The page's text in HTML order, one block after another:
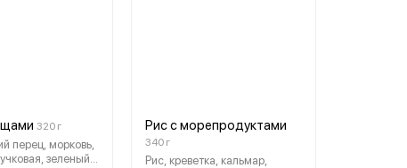
320 г
перец, морковь,
зеленый
Рис с морепродуктами
340 г
Рис, креветка, кальмар,